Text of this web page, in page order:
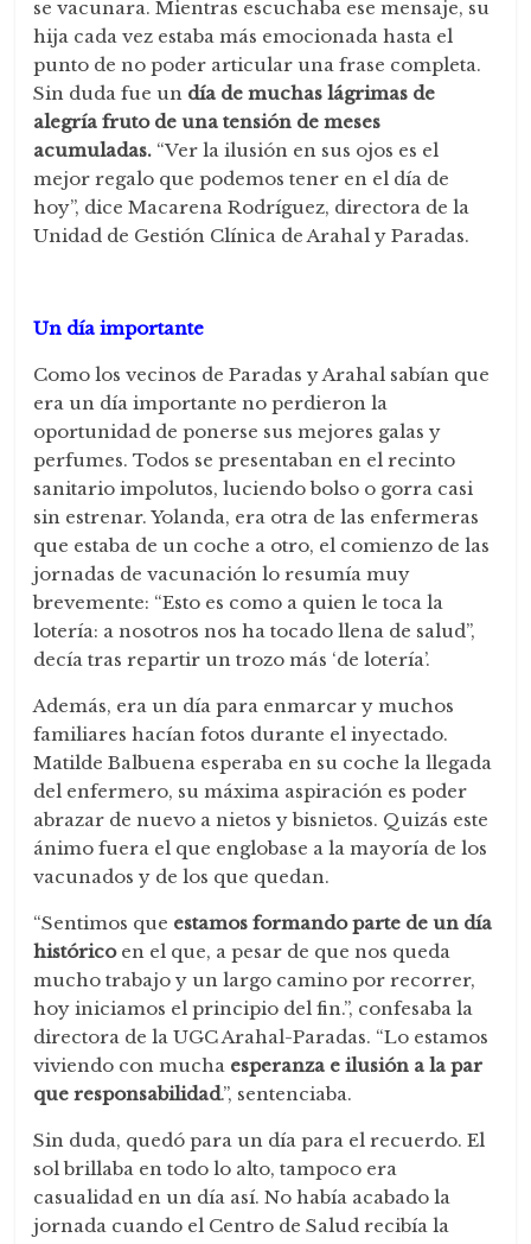
se vacunara. Mientras escuchaba ese mensaje, su
hija cada vez estaba más emocionada hasta el
punto de no poder articular una frase completa.
Sin duda fue un día de muchas lágrimas de
alegría fruto de una tensión de meses
acumuladas. “Ver la ilusión en sus ojos es el
mejor regalo que podemos tener en el día de
hoy”, dice Macarena Rodríguez, directora de la
Unidad de Gestión Clínica de Arahal y Paradas.
Un día importante
Como los vecinos de Paradas y Arahal sabían que
era un día importante no perdieron la
oportunidad de ponerse sus mejores galas y
perfumes. Todos se presentaban en el recinto
sanitario impolutos, luciendo bolso o gorra casi
sin estrenar. Yolanda, era otra de las enfermeras
que estaba de un coche a otro, el comienzo de las
jornadas de vacunación lo resumía muy
brevemente: “Esto es como a quien le toca la
lotería: a nosotros nos ha tocado llena de salud”,
decía tras repartir un trozo más ‘de lotería’.
Además, era un día para enmarcar y muchos
familiares hacían fotos durante el inyectado.
Matilde Balbuena esperaba en su coche la llegada
del enfermero, su máxima aspiración es poder
abrazar de nuevo a nietos y bisnietos. Quizás este
ánimo fuera el que englobase a la mayoría de los
vacunados y de los que quedan.
“Sentimos que estamos formando parte de un día
históricoen el que, a pesar de que nos queda
mucho trabajo y un largo camino por recorrer,
hoy iniciamos el principio del fin.”, confesaba la
directora de la UGC Arahal-Paradas. “Lo estamos
viviendo con mucha esperanza e ilusión a la par
que responsabilidad.”, sentenciaba.
Sin duda, quedó para un día para el recuerdo. El
sol brillaba en todo lo alto, tampoco era
casualidad en un día así. No había acabado la
jornada cuando el Centro de Salud recibía la